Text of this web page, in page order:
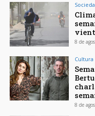
8 de
Cultura
8 de